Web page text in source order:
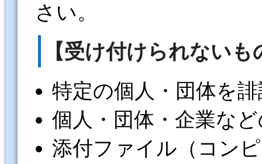
さい。
【受け付けられないも
特定の個人・団体を
個人・団体・企業な
添付ファイル（コン